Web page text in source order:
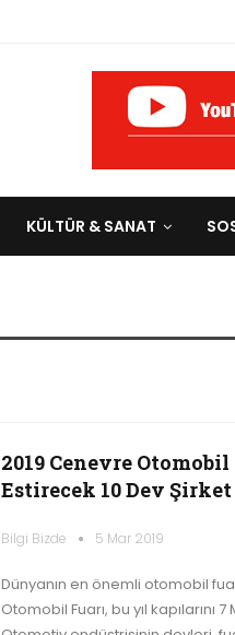
KÜLTÜR & SANAT
2019 Cenevre
Estirecek 10 Dev
Bilgi Bizde 5 Mar 2019
Dünyanın en önemli otomobil
Otomobil Fuarı, bu yıl kapılarını